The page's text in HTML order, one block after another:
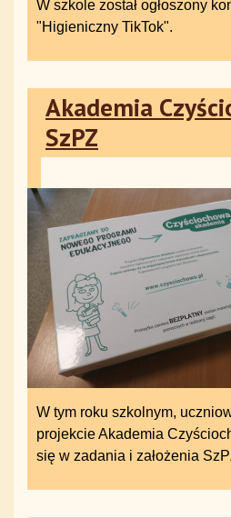
W szkole został ogłoszony
"Higieniczny TikTok".
Akademia
SzPZ
W tym roku szkolnym,
projekcie Akademia
się w zadania i założenia